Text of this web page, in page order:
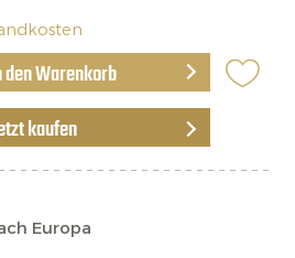
den Warenkorb
kaufen
Europa